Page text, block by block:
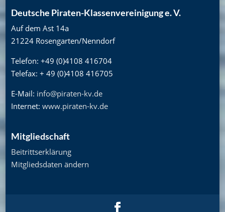
Deutsche Piraten-Klassenvereinigung e. V.
Auf dem Ast 14a
21224 Rosengarten/Nenndorf
Telefon: +49 (0)4108 416704
Telefax: + 49 (0)4108 416705
E-Mail: info@piraten-kv.de
Internet: www.piraten-kv.de
Mitgliedschaft
Beitrittserklärung
Mitgliedsdaten ändern